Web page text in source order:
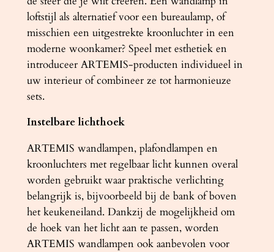
loftstijl als alternatief voor een bureaulamp, of
misschien een uitgestrekte kroonluchter in een
moderne woonkamer? Speel met esthetiek en
introduceer ARTEMIS-producten individueel in
uw interieur of combineer ze tot harmonieuze
sets.
Instelbare lichthoek
ARTEMIS wandlampen, plafondlampen en
kroonluchters met regelbaar licht kunnen overal
worden gebruikt waar praktische verlichting
belangrijk is, bijvoorbeeld bij de bank of boven
het keukeneiland. Dankzij de mogelijkheid om
de hoek van het licht aan te passen, worden
ARTEMIS wandlampen ook aanbevolen voor